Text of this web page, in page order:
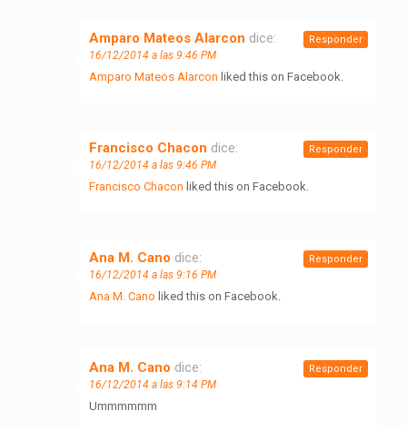
Amparo Mateos Alarcon dice:
16/12/2014 a las 9:46 PM
Amparo Mateos Alarcon liked this on Facebook.
Responder
Francisco Chacon dice:
16/12/2014 a las 9:46 PM
Francisco Chacon liked this on Facebook.
Responder
Ana M. Cano dice:
16/12/2014 a las 9:16 PM
Ana M. Cano liked this on Facebook.
Responder
Ana M. Cano dice:
16/12/2014 a las 9:14 PM
Ummmmmm
Responder